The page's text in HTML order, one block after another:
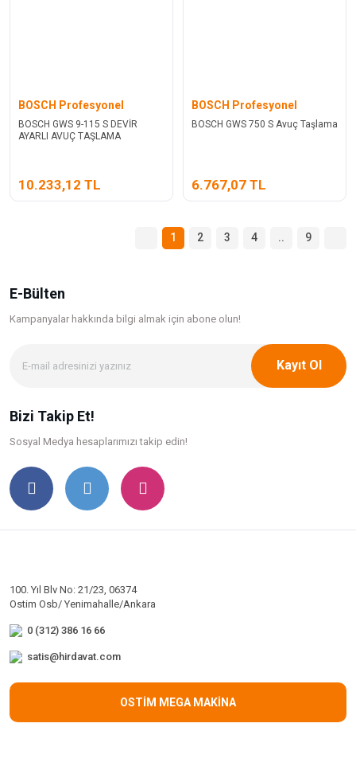
BOSCH Profesyonel
BOSCH GWS 9-115 S DEVİR
AYARLI AVUÇ TAŞLAMA
10.233,12 TL
BOSCH Profesyonel
BOSCH GWS 750 S Avuç Taşlama
6.767,07 TL
1 2 3 4 .. 9
E-Bülten
Kampanyalar hakkında bilgi almak için abone olun!
Kayıt Ol
Bizi Takip Et!
Sosyal Medya hesaplarımızı takip edin!
100. Yıl Blv No: 21/23, 06374
Ostim Osb/ Yenimahalle/Ankara
0 (312) 386 16 66
satis@hirdavat.com
OSTİM MEGA MAKİNA